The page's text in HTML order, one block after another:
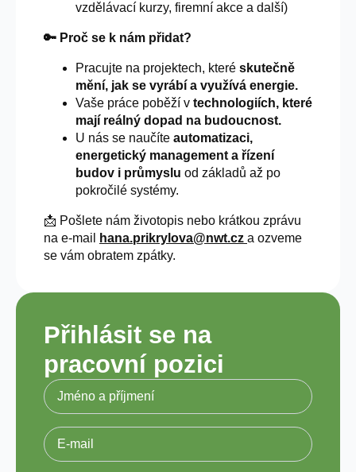
vzdělávací kurzy, firemní akce a další)
🔑 Proč se k nám přidat?
Pracujte na projektech, které skutečně
mění, jak se vyrábí a využívá energie.
Vaše práce poběží v technologiích, které
mají reálný dopad na budoucnost.
U nás se naučíte automatizaci,
energetický management a řízení
budov i průmyslu od základů až po
pokročilé systémy.
📩 Pošlete nám životopis nebo krátkou zprávu
na e-mail
hana.prikrylova@nwt.cz a ozveme
se vám obratem zpátky.
Přihlásit se na
pracovní pozici
Jméno
a
příjmení
Email